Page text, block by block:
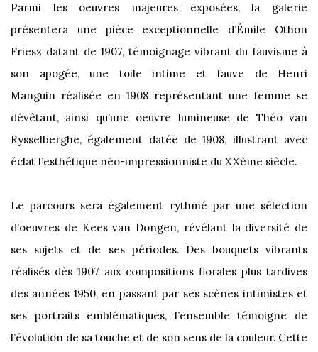
Parmi les oeuvres majeures exposées, la galerie
présentera une pièce exceptionnelle d’Émile Othon
Friesz datant de 1907, témoignage vibrant du fauvisme à
son apogée, une toile intime et fauve de Henri
Manguin réalisée en 1908 représentant une femme se
dévêtant, ainsi qu’une oeuvre lumineuse de Théo van
Rysselberghe, également datée de 1908, illustrant avec
éclat l’esthétique néo-impressionniste du XXème siècle.
Le parcours sera également rythmé par une sélection
d’oeuvres de Kees van Dongen, révélant la diversité de
ses sujets et de ses périodes. Des bouquets vibrants
réalisés dès 1907 aux compositions florales plus tardives
des années 1950, en passant par ses scènes intimistes et
ses portraits emblématiques, l’ensemble témoigne de
l’évolution de sa touche et de son sens de la couleur. Cette